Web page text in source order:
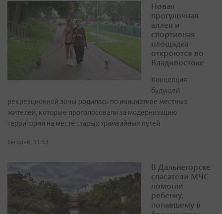
Новая
прогулочная
аллея и
спортивная
площадка
откроются во
Владивостоке
Концепция
будущей
рекреационной зоны родилась по инициативе местных
жителей, которые проголосовали за модернизацию
территории на месте старых трамвайных путей
сегодня, 11:53
В Дальнегорске
спасатели МЧС
помогли
ребенку,
попавшему в